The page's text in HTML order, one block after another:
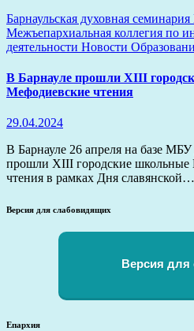
Барнаульская духовная семинария
Межъепархиальная коллегия по
деятельности Новости
В Барнауле прошли XIII
Мефодиевские чтения
29.04.2024
В Барнауле 26 апреля на базе
прошли XIII городские
чтения в рамках Дня славянской…
Версия для слабовидящих
Версия
Епархия